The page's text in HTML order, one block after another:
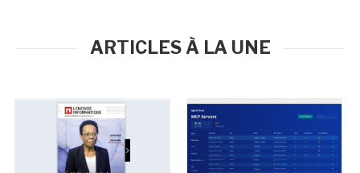
ARTICLES À LA UNE